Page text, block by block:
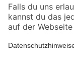
Alle Preisangaben in EUR
Umständen nicht in allen
Produkte nur solange der
*Paketversand ab 59 €